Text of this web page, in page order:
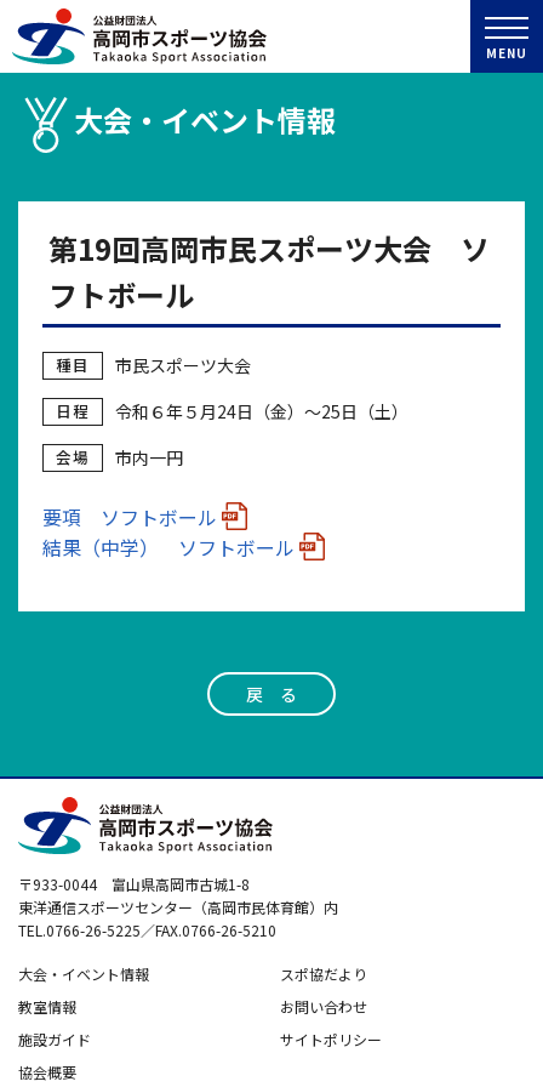
MENU
大会・イベント情報
第19回高岡市民スポーツ大会 ソ
フトボール
種目 市民スポーツ大会
日程 令和６年５月24日（金）～25日（土）
会場 市内一円
要項 ソフトボール
結果（中学） ソフトボール
戻 る
〒933-0044 富山県高岡市古城1-8
東洋通信スポーツセンター（高岡市民体育館）内
TEL.0766-26-5225／FAX.0766-26-5210
大会・イベント情報
教室情報
施設ガイド
協会概要
スポ協だより
お問い合わせ
サイトポリシー